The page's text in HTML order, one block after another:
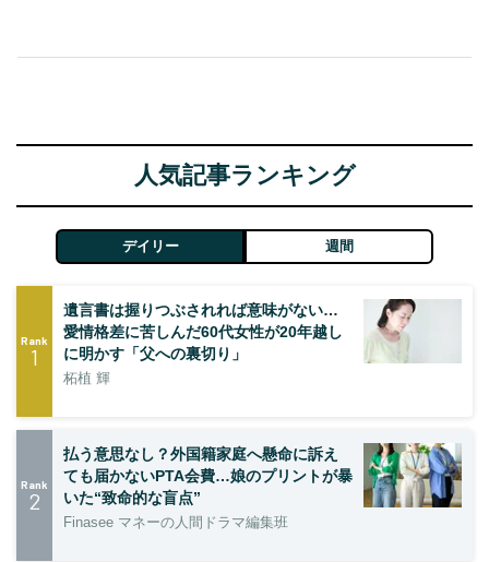
人気記事ランキング
デイリー 週間
Rank
1
遺言書は握りつぶされれば意味がない…
愛情格差に苦しんだ60代女性が20年越し
に明かす「父への裏切り」
柘植 輝
Rank
2
払う意思なし？外国籍家庭へ懸命に訴え
ても届かないPTA会費…娘のプリントが暴
いた“致命的な盲点”
Finasee マネーの人間ドラマ編集班